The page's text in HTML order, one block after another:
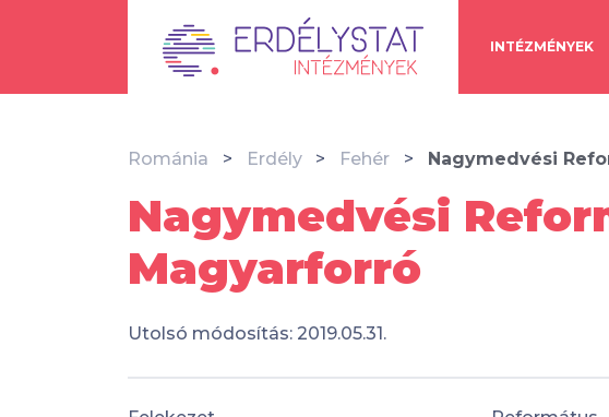
INTÉZMÉNYEK
Románia Erdély Fehér Nagymedvési
Nagymedvési
Magyarforró
Utolsó módosítás: 2019.05.31.